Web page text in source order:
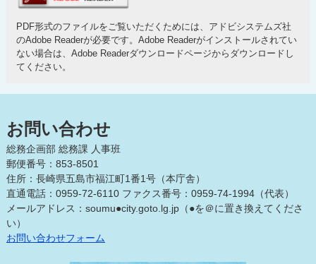
PDF形式のファイルをご覧いただくためには、アドビシステムズ社
のAdobe Readerが必要です。Adobe Readerがインストールされてい
ない場合は、Adobe Readerダウンロードページからダウンロードし
てください。
お問い合わせ
総務企画部 総務課 人事班
郵便番号：853-8501
住所：長崎県五島市福江町1番1号（本庁舎）
直通電話：0959-72-6110 ファクス番号：0959-74-1994（代表）
メールアドレス：soumu●city.goto.lg.jp（●を＠に置き換えてくださ
い）
お問い合わせフォーム